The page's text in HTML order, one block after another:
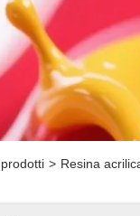
prodotti > Resina